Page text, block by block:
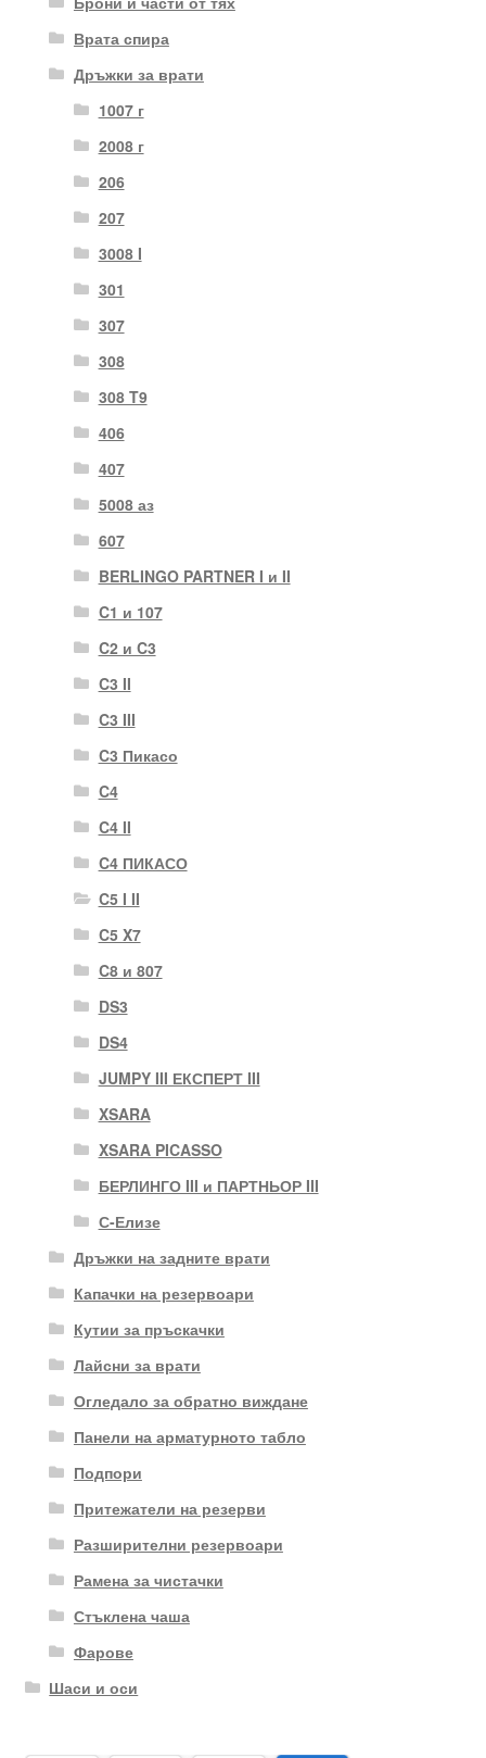
Врата спира
Дръжки за врати
1007 г
2008 г
206
207
3008 I
301
307
308
308 T9
406
407
5008 аз
607
BERLINGO PARTNER I и II
C1 и 107
C2 и C3
C3 II
C3 III
C3 Пикасо
C4
C4 II
C4 ПИКАСО
C5 I II
C5 X7
C8 и 807
DS3
DS4
JUMPY III ЕКСПЕРТ III
XSARA
XSARA PICASSO
БЕРЛИНГО III и ПАРТНЬОР III
С-Елизе
Дръжки на задните врати
Капачки на резервоари
Кутии за пръскачки
Лайсни за врати
Огледало за обратно виждане
Панели на арматурното табло
Подпори
Притежатели на резерви
Разширителни резервоари
Рамена за чистачки
Стъклена чаша
Фарове
Шаси и оси